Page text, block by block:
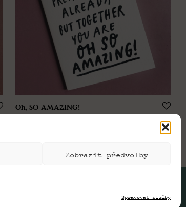
Spravovat služby
Zobrazit předvolby
Oh, SO AMAZING!
89,00Kč